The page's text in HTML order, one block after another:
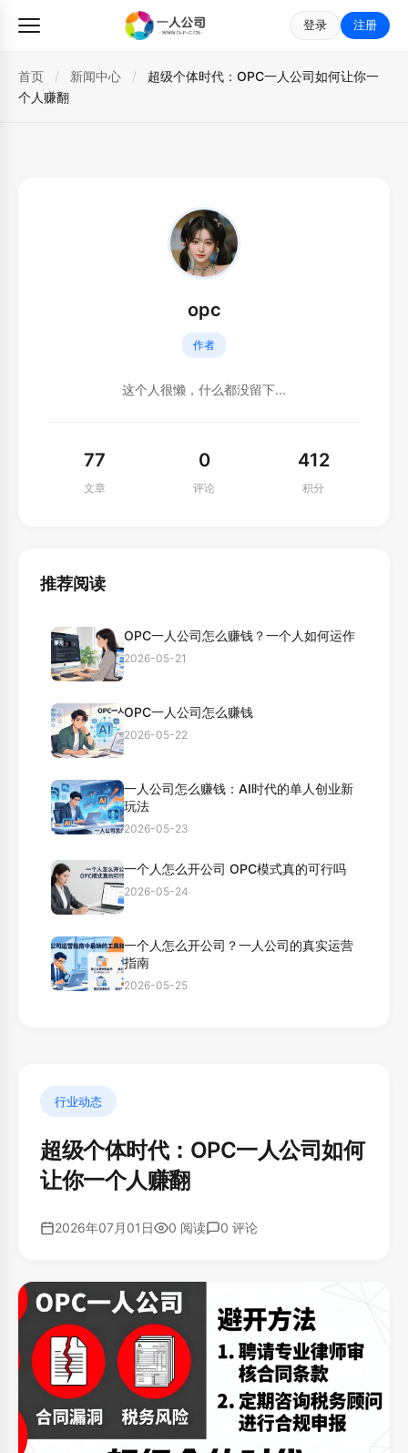
登录 注册
首页 / 新闻中心 /
超级个体时代：OPC一人公司如何让你一
个人赚翻
行业动态
超级个体时代：OPC一人公司如何
让你一个人赚翻
2026年07月01日 0 阅读 0 评论
opc
作者
这个人很懒，什么都没留下...
77
文章
0
评论
412
积分
推荐阅读
OPC一人公司怎么赚钱？一个人如何运作
2026-05-21
OPC一人公司怎么赚钱
2026-05-22
一人公司怎么赚钱：AI时代的单人创业新
玩法
2026-05-23
一个人怎么开公司 OPC模式真的可行吗
2026-05-24
一个人怎么开公司？一人公司的真实运营
指南
2026-05-25